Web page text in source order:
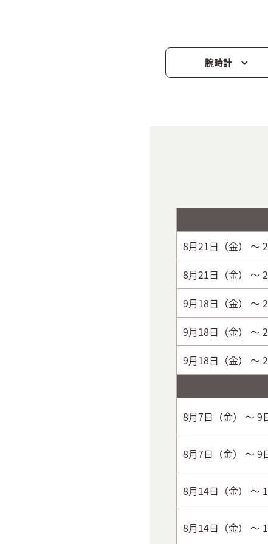
腕時計
8月21日（金） ～
8月21日（金） ～
9月18日（金） ～
9月18日（金） ～
9月18日（金） ～
8月7日（金） ～ 9
8月7日（金） ～ 9
8月14日（金） ～
8月14日（金） ～